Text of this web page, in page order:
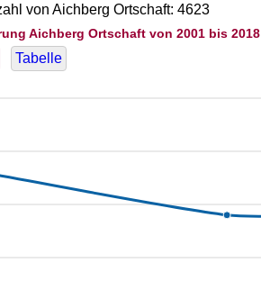
von Aichberg Ortschaft: 4623
Aichberg Ortschaft von 2001 bis 2018
Tabelle